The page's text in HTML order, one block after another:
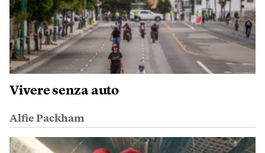
Vivere senza auto
Alfie Packham